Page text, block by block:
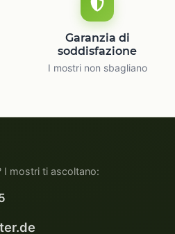
Garanzia di
soddisfazione
I mostri non sbagliano
I mostri ti ascoltano: